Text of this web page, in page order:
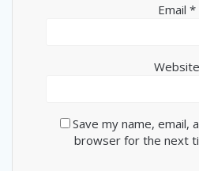
Email *
Website
Save my name, email,
browser for the next